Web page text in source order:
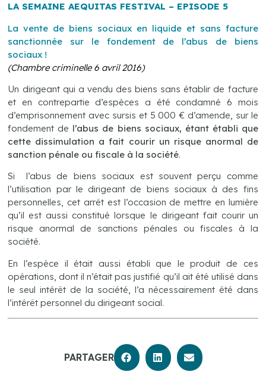
LA SEMAINE AEQUITAS FESTIVAL – EPISODE 5
La vente de biens sociaux en liquide et sans facture
sanctionnée sur le fondement de l’abus de biens
sociaux !
(Chambre criminelle 6 avril 2016)
Un dirigeant qui a vendu des biens sans établir de facture
et en contrepartie d’espèces a été condamné 6 mois
d’emprisonnement avec sursis et 5 000 € d’amende, sur le
fondement de l’abus de biens sociaux, étant établi que
cette dissimulation a fait courir un risque anormal de
sanction pénale ou fiscale à la société.
Si l’abus de biens sociaux est souvent perçu comme
l’utilisation par le dirigeant de biens sociaux à des fins
personnelles, cet arrêt est l’occasion de mettre en lumière
qu’il est aussi constitué lorsque le dirigeant fait courir un
risque anormal de sanctions pénales ou fiscales à la
société.
En l’espèce il était aussi établi que le produit de ces
opérations, dont il n’était pas justifié qu’il ait été utilisé dans
le seul intérêt de la société, l’a nécessairement été dans
l’intérêt personnel du dirigeant social.
PARTAGER